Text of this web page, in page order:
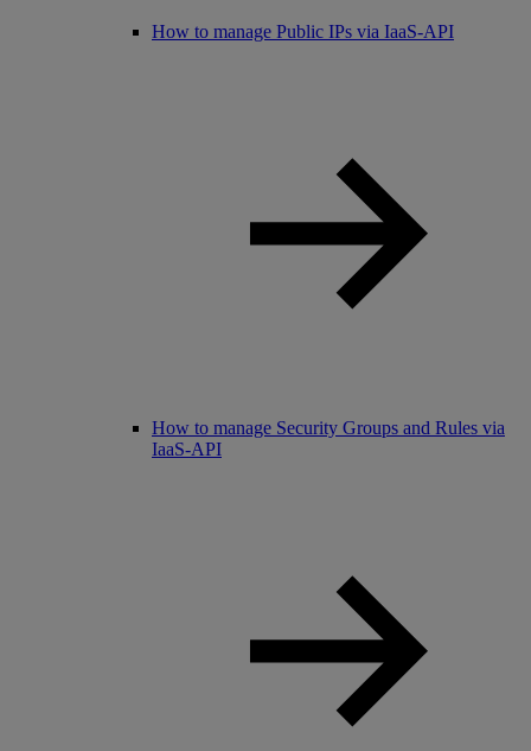
How to manage Public IPs via IaaS-API
How to manage Security Groups and Rules via
IaaS-API